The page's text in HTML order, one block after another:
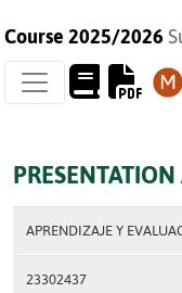
Course 2025/2026
APRENDIZAJE Y
23302437